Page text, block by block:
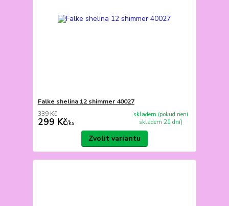
Falke shelina 12 shimmer 40027
339 Kč
299 Kč/ks
skladem (pokud není
skladem 21 dní)
Zvolit variantu